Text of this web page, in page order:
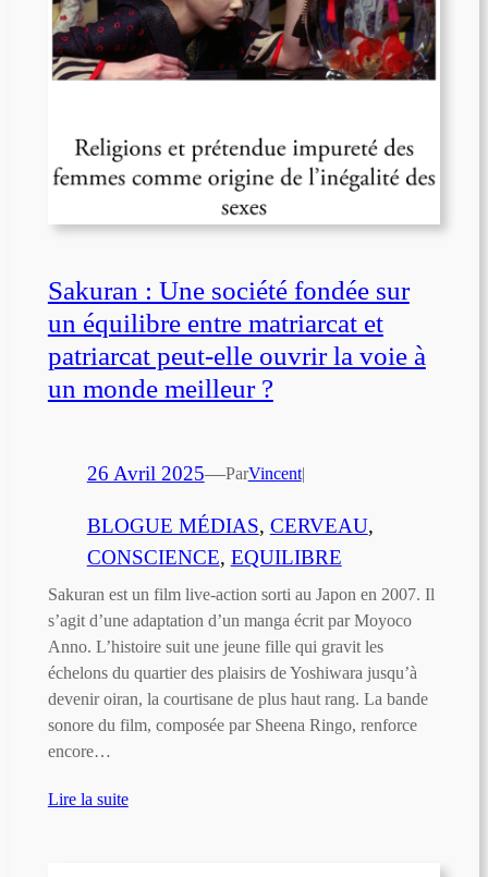
Sakuran : Une société fondée sur
un équilibre entre matriarcat et
patriarcat peut-elle ouvrir la voie à
un monde meilleur ?
26 Avril 2025—ParVincent|
BLOGUE MÉDIAS, CERVEAU
CONSCIENCE, EQUILIBRE
Sakuran est un film live-action sorti au Japon en 2007. Il
s’agit d’une adaptation d’un manga écrit par Moyoco
Anno. L’histoire suit une jeune fille qui gravit les
échelons du quartier des plaisirs de Yoshiwara jusqu’à
devenir oiran, la courtisane de plus haut rang. La bande
sonore du film, composée par Sheena Ringo, renforce
encore…
Lire la suite